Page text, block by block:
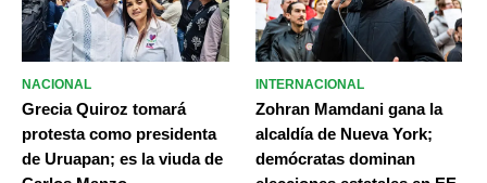
NACIONAL
Grecia Quiroz tomará
protesta como presidenta
de Uruapan; es la viuda de
INTERNACIONAL
Zohran Mamdani gana la
alcaldía de Nueva York;
demócratas dominan